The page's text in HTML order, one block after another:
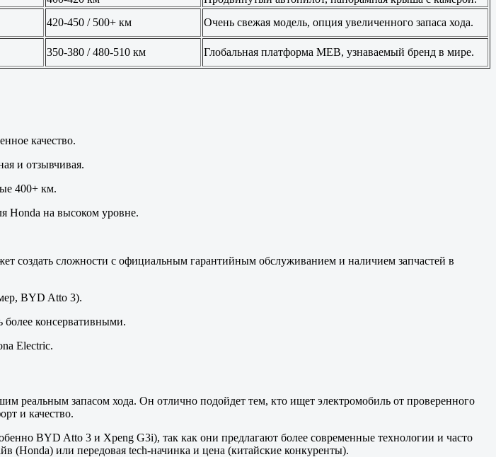
420-450 / 500+ км Очень свежая модель, опция увеличенного запаса хода.
350-380 / 480-510 км Глобальная платформа MEB, узнаваемый бренд в мире.
качество.
и отзывчивая.
400+ км.
Honda на высоком уровне.
создать сложности с официальным гарантийным обслуживанием и наличием запчастей в
BYD Atto 3).
консервативными.
Electric.
реальным запасом хода. Он отлично подойдет тем, кто ищет электромобиль от проверенного
и качество.
BYD Atto 3 и Xpeng G3i), так как они предлагают более современные технологии и часто
(Honda) или передовая tech-начинка и цена (китайские конкуренты).